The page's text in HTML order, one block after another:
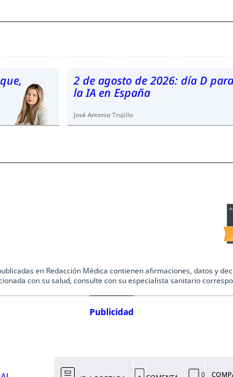
2 de agosto de 2026: día D para
la IA en España
José Antonio Trujillo
en Redacción Médica contienen afirmaciones, datos y
con su salud, consulte con su especialista sanitario
Publicidad